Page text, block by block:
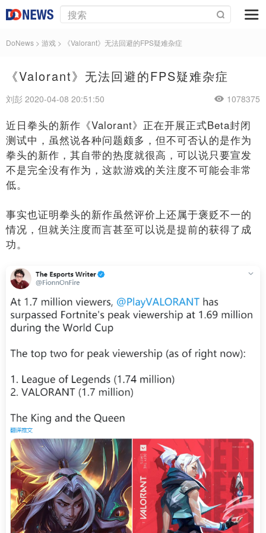
DoNews > 游戏 > 《Valorant》无法回避的FPS疑难杂症
《Valorant》无法回避的FPS疑难杂症
刘彭 2020-04-08 20:51:50 1078375
近日拳头的新作《Valorant》正在开展正式Beta封闭
测试中，虽然说各种问题颇多，但不可否认的是作为
拳头的新作，其自带的热度就很高，可以说只要宣发
不是完全没有作为，这款游戏的关注度不可能会非常
低。
事实也证明拳头的新作虽然评价上还属于褒贬不一的
情况，但就关注度而言甚至可以说是提前的获得了成
功。